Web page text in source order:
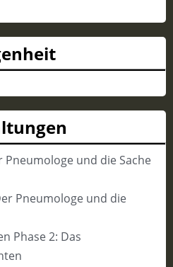
Pneumologe und die Sache
Pneumologe und die
Phase 2: Das